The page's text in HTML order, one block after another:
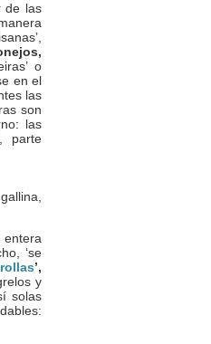
de las
o
en el
las
son
las
parte
entera
‘se
’,
y
solas